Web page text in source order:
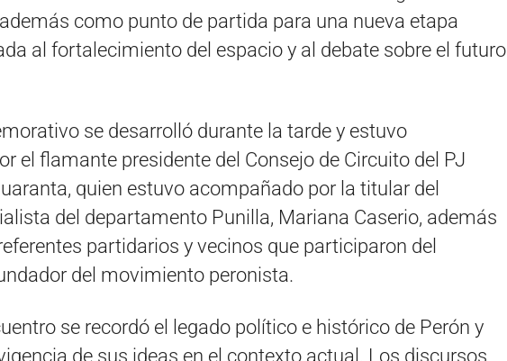
como punto de partida para una nueva etapa
al fortalecimiento del espacio y al debate sobre el futuro
se desarrolló durante la tarde y estuvo
el flamante presidente del Consejo de Circuito del PJ
quien estuvo acompañado por la titular del
del departamento Punilla, Mariana Caserio, además
partidarios y vecinos que participaron del
del movimiento peronista.
se recordó el legado político e histórico de Perón y
de sus ideas en el contexto actual. Los discursos